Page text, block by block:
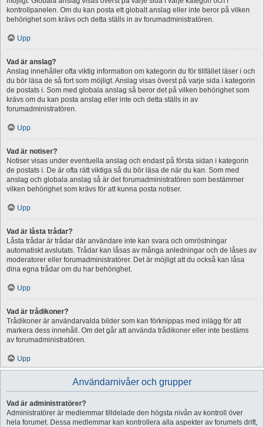
kontrollpanelen. Om du kan posta ett globalt anslag eller inte beror på vilken
behörighet som krävs och detta ställs in av forumadministratören.
Upp
Vad är anslag?
Anslag innehåller ofta viktig information om kategorin du för tillfället läser i och
du bör läsa de så fort som möjligt. Anslag visas överst på varje sida i kategorin
de postats i. Som med globala anslag så beror det på vilken behörighet som
krävs om du kan posta anslag eller inte och detta ställs in av
forumadministratören.
Upp
Vad är notiser?
Notiser visas under eventuella anslag och endast på första sidan i kategorin
de postats i. De är ofta rätt viktiga så du bör läsa de när du kan. Som med
anslag och globala anslag så är det forumadministratören som bestämmer
vilken behörighet som krävs för att kunna posta notiser.
Upp
Vad är låsta trådar?
Låsta trådar är trådar där användare inte kan svara och omröstningar
automatiskt avslutats. Trådar kan låsas av många anledningar och de låses av
moderatorer eller forumadministratörer. Det är möjligt att du också kan låsa
dina egna trådar om du har behörighet.
Upp
Vad är trådikoner?
Trådikoner är användarvalda bilder som kan förknippas med inlägg för att
markera dess innehåll. Om det går att använda trådikoner eller inte bestäms
av forumadministratören.
Upp
Användarnivåer och grupper
Vad är administratörer?
Administratörer är medlemmar tilldelade den högsta nivån av kontroll över
hela forumet. Dessa medlemmar kan kontrollera alla aspekter av forumets drift,